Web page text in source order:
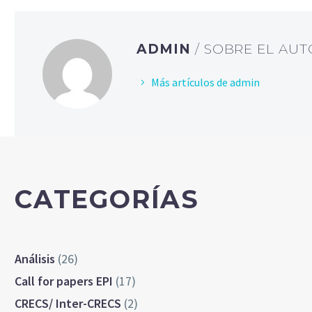
ADMIN / SOBRE EL
Más artículos de admin
CATEGORÍAS
Análisis (26)
Call for papers EPI (17)
CRECS/ Inter-CRECS (2)